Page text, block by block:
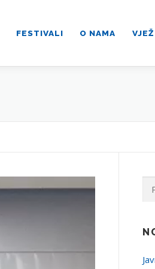
FESTIVALI O NAMA